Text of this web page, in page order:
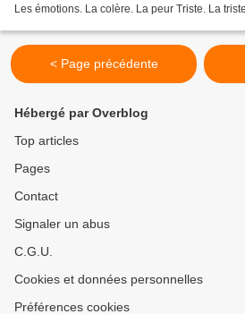
Les émotions. La colère. La peur Triste. La
< Page précédente
Hébergé par Overblog
Top articles
Pages
Contact
Signaler un abus
C.G.U.
Cookies et données personnelles
Préférences cookies